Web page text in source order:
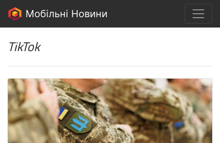
Мобільні Новини
TikTok